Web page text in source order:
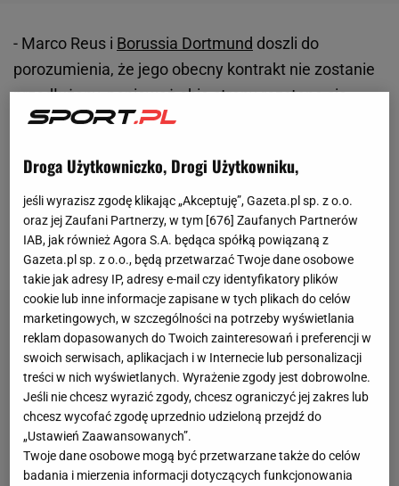
- Marco Reus i Borussia Dortmund doszli do
porozumienia, że jego obecny kontrakt nie zostanie
przedłużony, ponieważ obie strony rozstaną się
latem tego roku. W dalszym ciągu będziemy w pełni
jednocześnie angażując się w realizację naszego
marzenia wLidze Mistrzów- to informacja, która na
początku maja została przekazana w mediach
społecznościowych klub z Dortmundu.
Droga Użytkowniczko, Drogi Użytkowniku,
jeśli wyrazisz zgodę klikając „Akceptuję”, Gazeta.pl sp. z o.o.
oraz jej Zaufani Partnerzy, w tym [676] Zaufanych Partnerów
IAB, jak również Agora S.A. będąca spółką powiązaną z
Gazeta.pl sp. z o.o., będą przetwarzać Twoje dane osobowe
takie jak adresy IP, adresy e-mail czy identyfikatory plików
cookie lub inne informacje zapisane w tych plikach do celów
marketingowych, w szczególności na potrzeby wyświetlania
reklam dopasowanych do Twoich zainteresowań i preferencji w
swoich serwisach, aplikacjach i w Internecie lub personalizacji
treści w nich wyświetlanych. Wyrażenie zgody jest dobrowolne.
Jeśli nie chcesz wyrazić zgody, chcesz ograniczyć jej zakres lub
chcesz wycofać zgodę uprzednio udzieloną przejdź do
„Ustawień Zaawansowanych”.
Twoje dane osobowe mogą być przetwarzane także do celów
badania i mierzenia informacji dotyczących funkcjonowania